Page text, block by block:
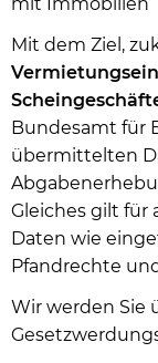
Mit dem Ziel,
Bundesamt für
übermittelten
Gleiches gilt für
Daten wie
Pfandrechte
Wir werden Sie